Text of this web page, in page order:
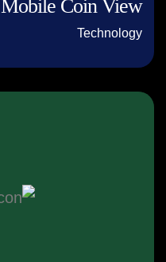
Mobile Coin View
Technology